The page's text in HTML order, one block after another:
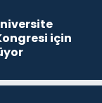
için